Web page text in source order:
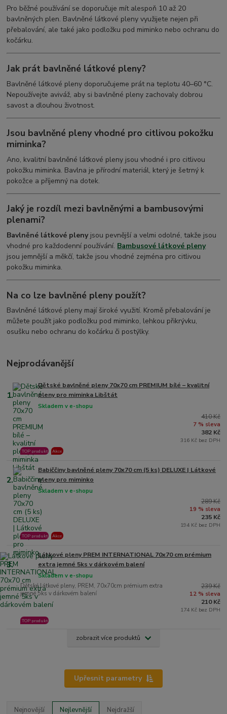
Pro běžné používání se doporučuje mít alespoň 10 až 20
bavlněných plen. Bavlněné látkové pleny využijete nejen při
přebalování, ale také jako podložku pod miminko nebo ochranu do
kočárku.
Jak prát bavlněné látkové pleny?
Bavlněné látkové pleny doporučujeme prát na teplotu 40–60 °C.
Nepoužívejte aviváž, aby si bavlněné pleny zachovaly dobrou
savost a dlouhou životnost.
Jsou bavlněné pleny vhodné pro citlivou pokožku
miminka?
Ano, kvalitní bavlněné látkové pleny jsou vhodné i pro citlivou
pokožku miminka. Bavlna je přírodní materiál, který je šetrný k
pokožce a příjemný na dotek.
Jaký je rozdíl mezi bavlněnými a bambusovými
plenami?
Bavlněné látkové plenyjsou pevnější a velmi odolné, takže jsou
vhodné pro každodenní používání. Bambusové látkové pleny
jsou jemnější a měkčí, takže jsou vhodné zejména pro citlivou
pokožku miminka.
Na co lze bavlněné pleny použít?
Bavlněné látkové pleny mají široké využití. Kromě přebalování je
můžete použít jako podložku pod miminko, lehkou přikrývku,
osušku nebo ochranu do kočárku či postýlky.
Nejprodávanější
1.
Dětské bavlněné pleny 70x70 cm PREMIUM bílé – kvalitní
pleny pro miminka Libštát
Skladem v e-shopu
TOP produkt Akce
410 Kč
7 % sleva
382 Kč
316 Kč bez DPH
2.
Babiččiny bavlněné pleny 70x70 cm (5 ks) DELUXE | Látkové
pleny pro miminko
Skladem v e-shopu
TOP produkt Akce
289 Kč
19 % sleva
235 Kč
194 Kč bez DPH
3.
Látkové pleny PREM INTERNATIONAL 70x70 cm prémium
extra jemné 5ks v dárkovém balení
Dětské látkové pleny, PREM, 70x70cm prémium extra
jemné 5ks v dárkovém balení
Skladem v e-shopu
TOP produkt
239 Kč
12 % sleva
210 Kč
174 Kč bez DPH
zobrazit více produktů
Upřesnit parametry
Nejnovější Nejlevnější Nejdražší